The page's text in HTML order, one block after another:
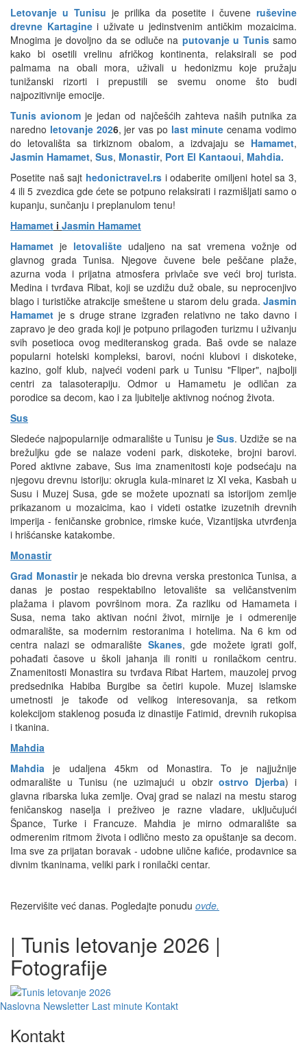
Letovanje u Tunisu je prilika da posetite i čuvene ruševine
drevne Kartaginei uživate u jedinstvenim antičkim mozaicima.
Mnogima je dovoljno da se odluče na putovanje u Tunissamo
kako bi osetili vrelinu afričkog kontinenta, relaksirali se pod
palmama na obali mora, uživali u hedonizmu koje pružaju
tunižanski rizorti i prepustili se svemu onome što budi
najpozitivnije emocije.
Tunis avionom je jedan od najčešćih zahteva naših putnika za
naredno letovanje 2026, jer vas po last minute cenama vodimo
do letovališta sa tirkiznom obalom, a izdvajaju se Hamamet,
Jasmin Hamamet, Sus, Monastir, Port El Kantaoui, Mahdia.
Posetite naš sajt hedonictravel.rs i odaberite omiljeni hotel sa 3,
4 ili 5 zvezdica gde ćete se potpuno relaksirati i razmišljati samo o
kupanju, sunčanju i preplanulom tenu!
Hamamet i Jasmin Hamamet
Hamamet je letovališteudaljeno na sat vremena vožnje od
glavnog grada Tunisa. Njegove čuvene bele peščane plaže,
azurna voda i prijatna atmosfera privlače sve veći broj turista.
Medina i tvrđava Ribat, koji se uzdižu duž obale, su neprocenjivo
blago i turističke atrakcije smeštene u starom delu grada. Jasmin
Hamamet je s druge strane izgrađen relativno ne tako davno i
zapravo je deo grada koji je potpuno prilagođen turizmu i uživanju
svih posetioca ovog mediteranskog grada. Baš ovde se nalaze
popularni hotelski kompleksi, barovi, noćni klubovi i diskoteke,
kazino, golf klub, najveći vodeni park u Tunisu "Fliper", najbolji
centri za talasoterapiju. Odmor u Hamametu je odličan za
porodice sa decom, kao i za ljubitelje aktivnog noćnog života.
Sus
Sledeće najpopularnije odmaralište u Tunisu je Sus. Uzdiže se na
brežuljku gde se nalaze vodeni park, diskoteke, brojni barovi.
Pored aktivne zabave, Sus ima znamenitosti koje podsećaju na
njegovu drevnu istoriju: okrugla kula-minaret iz XI veka, Kasbah u
Susu i Muzej Susa, gde se možete upoznati sa istorijom zemlje
prikazanom u mozaicima, kao i videti ostatke izuzetnih drevnih
imperija - feničanske grobnice, rimske kuće, Vizantijska utvrđenja
i hrišćanske katakombe.
Monastir
Grad Monastirje nekada bio drevna verska prestonica Tunisa, a
danas je postao respektabilno letovalište sa veličanstvenim
plažama i plavom površinom mora. Za razliku od Hamameta i
Susa, nema tako aktivan noćni život, mirnije je i odmerenije
odmaralište, sa modernim restoranima i hotelima. Na 6 km od
centra nalazi se odmaralište Skanes, gde možete igrati golf,
pohađati časove u školi jahanja ili roniti u ronilačkom centru.
Znamenitosti Monastira su tvrđava Ribat Hartem, mauzolej prvog
predsednika Habiba Burgibe sa četiri kupole. Muzej islamske
umetnosti je takođe od velikog interesovanja, sa retkom
kolekcijom staklenog posuđa iz dinastije Fatimid, drevnih rukopisa
i tkanina.
Mahdia
Mahdia je udaljena 45km od Monastira. To je najjužnije
odmaralište u Tunisu (ne uzimajući u obzirostrvo Djerba) i
glavna ribarska luka zemlje. Ovaj grad se nalazi na mestu starog
feničanskog naselja i preživeo je razne vladare, uključujući
Špance, Turke i Francuze. Mahdia je mirno odmaralište sa
odmerenim ritmom života i odlično mesto za opuštanje sa decom.
Ima sve za prijatan boravak - udobne ulične kafiće, prodavnice sa
divnim tkaninama, veliki park i ronilački centar.
Rezervišite već danas. Pogledajte ponudu ovde.
| Tunis letovanje 2026 |
Fotografije
Naslovna Newsletter Last minute Kontakt
Kontakt